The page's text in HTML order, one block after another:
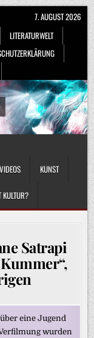
LITERATURWELT
7. AUGUST 2026
KUNST
KULTUR?
Satrapi
eine Jugend
wurden